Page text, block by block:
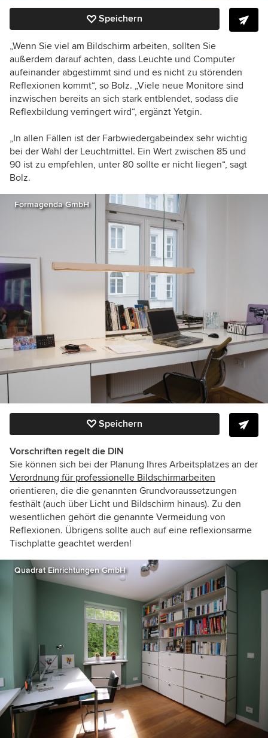
Speichern
„Wenn Sie viel am Bildschirm arbeiten, sollten Sie
außerdem darauf achten, dass Leuchte und Computer
aufeinander abgestimmt sind und es nicht zu störenden
Reflexionen kommt“, so Bolz. „Viele neue Monitore sind
inzwischen bereits an sich stark entblendet, sodass die
Reflexbildung verringert wird“, ergänzt Yetgin.
„In allen Fällen ist der Farbwiedergabeindex sehr wichtig
bei der Wahl der Leuchtmittel. Ein Wert zwischen 85 und
90 ist zu empfehlen, unter 80 sollte er nicht liegen“, sagt
Bolz.
Formagenda GmbH
Speichern
Vorschriften regelt die DIN
Sie können sich bei der Planung Ihres Arbeitsplatzes an der
Verordnung für professionelle Bildschirmarbeiten
orientieren, die die genannten Grundvoraussetzungen
festhält (auch über Licht und Bildschirm hinaus). Zu den
wesentlichen gehört die genannte Vermeidung von
Reflexionen. Übrigens sollte auch auf eine reflexionsarme
Tischplatte geachtet werden!
Quadrat Einrichtungen GmbH